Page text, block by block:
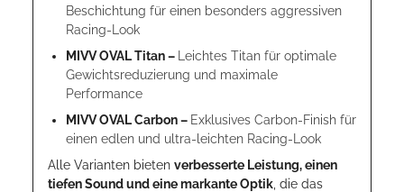
Beschichtung für einen besonders aggressiven
Racing-Look
MIVV OVAL Titan –
Leichtes Titan für optimale
Gewichtsreduzierung und maximale
Performance
MIVV OVAL Carbon – Exklusives Carbon-Finish für
einen edlen und ultra-leichten Racing-Look
Alle Varianten bieten verbesserte Leistung, einen
tiefen Sound und eine markante Optik , die das